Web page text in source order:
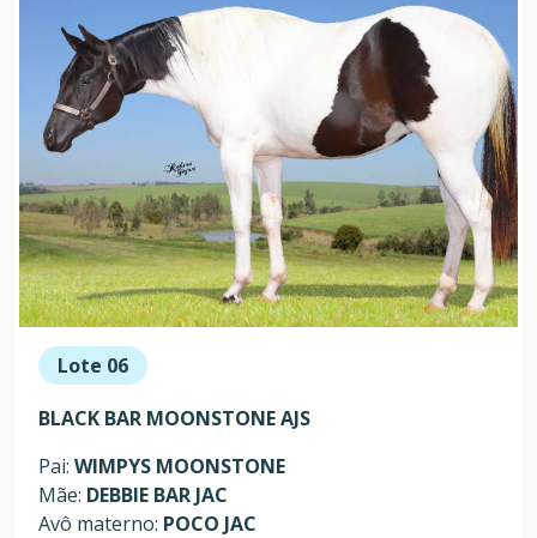
Lote 06
BLACK BAR MOONSTONE AJS
Pai: WIMPYS MOONSTONE
Mãe: DEBBIE BAR JAC
Avô materno: POCO JAC